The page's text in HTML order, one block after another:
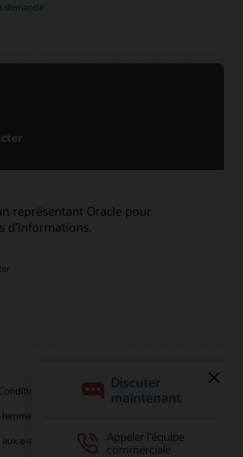
demande
représentant Oracle pour
d’informations.
d'utilisation et confidentialité
e-mails